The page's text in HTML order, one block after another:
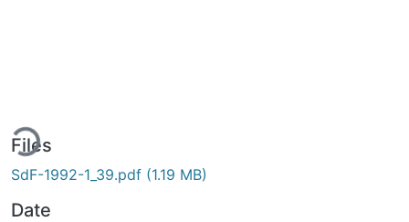
Files
SdF-1992-1_39.pdf (1.19 MB)
Date